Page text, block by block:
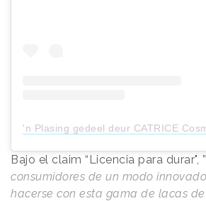
'n Plasing gedeel deur CATRICE
Bajo el claim “Licencia para durar", ”
consumidores de un modo
hacerse con esta gama de lacas